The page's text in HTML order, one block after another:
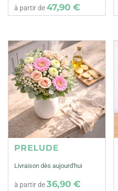
à partir de47,90 €
PRELUDE
Livraison dès aujourd'hui
à partir de36,90 €